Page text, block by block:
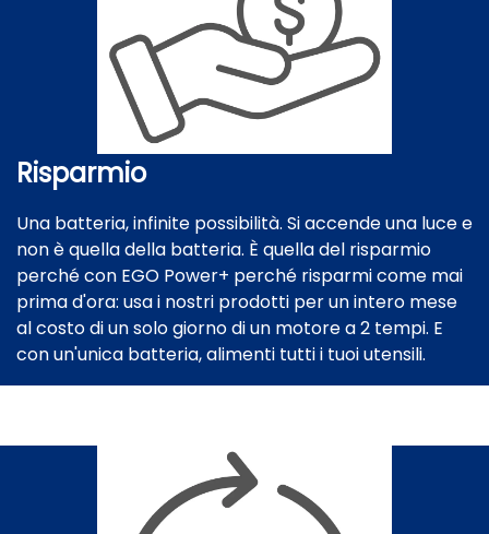
Risparmio
Una batteria, infinite possibilità. Si accende una luce e
non è quella della batteria. È quella del risparmio
perché con EGO Power+ perché risparmi come mai
prima d'ora: usa i nostri prodotti per un intero mese
al costo di un solo giorno di un motore a 2 tempi. E
con un'unica batteria, alimenti tutti i tuoi utensili.